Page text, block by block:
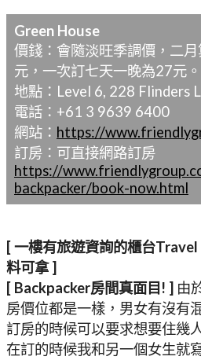
Green House
價錢：會隨淡旺季調價，二
元，一次訂七天一晚為27元。
地點：Level 6, 228 Flinders
電話：+61 3 9639 6400
網站： https://
訂房：可直接網路訂房
https://
backpacker/book-now.html
[ 一樓有旅遊資詢的櫃台
料可拿 ]
[ Backpacker房間真面目! ] 由
房價位都是一樣，男女有沒有
訂房的時候可以要求想要住幾
在訂的時候我和另一個女生就